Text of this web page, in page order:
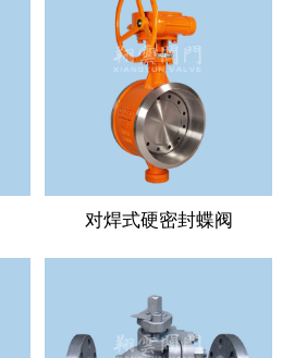
对焊式硬密封蝶阀